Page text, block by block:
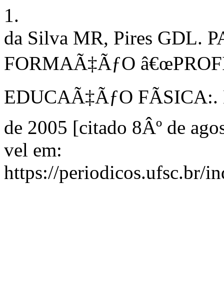
1.
da Silva MR, Pires GDL.
FORMAÃ‡ÃƒO
EDUCAÃ‡ÃƒO
de 2005 [citado 8Âº de
vel em:
https://periodicos.ufsc.br/